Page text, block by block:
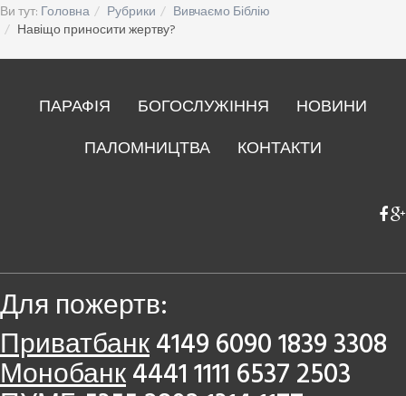
Ви тут: Головна Рубрики
Вивчаємо Біблію
Навіщо приносити жертву?
ПАРАФІЯ БОГОСЛУЖІННЯ
НОВИНИ
ПАЛОМНИЦТВА
КОНТАКТИ
Для пожертв:
Приватбанк4149 6090 1839 3308
Монобанк4441 1111 6537 2503